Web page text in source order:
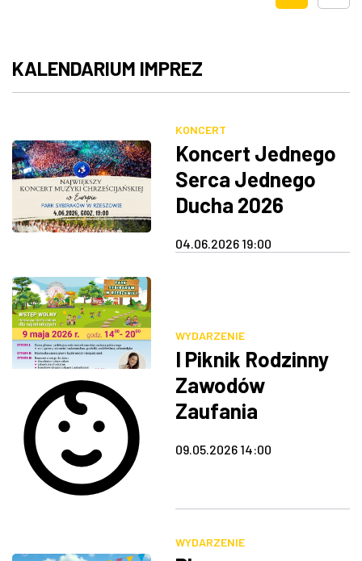
KALENDARIUM IMPREZ
KONCERT
Koncert Jednego
Serca Jednego
Ducha 2026
04.06.2026 19:00
WYDARZENIE
I Piknik Rodzinny
Zawodów
Zaufania
09.05.2026 14:00
WYDARZENIE